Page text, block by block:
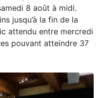
8 août à midi.
jusqu’à la fin de la
attendu entre mercredi
pouvant atteindre 37